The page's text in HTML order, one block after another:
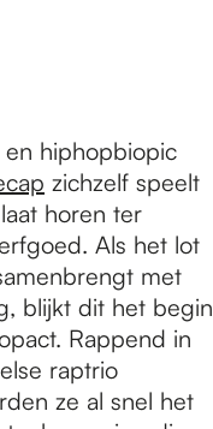
hiphopbiopic
zichzelf speelt
horen ter
Als het lot
met
blijkt dit het begin
Rappend in
raptrio
ze al snel het